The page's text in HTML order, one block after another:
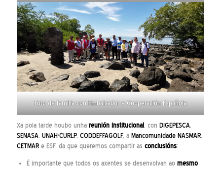
Foto de familia con Embaixador e Cooperación Española
Xa pola tarde houbo unhareunión institucional , con DIGEPESCA,
SENASA, UNAH-CURLP, CODDEFFAGOLF, a Mancomunidade NASMAR,
CETMARe ESF, da que queremos compartir as conclusións:
É importante que todos os axentes se desenvolvan ao mesmo